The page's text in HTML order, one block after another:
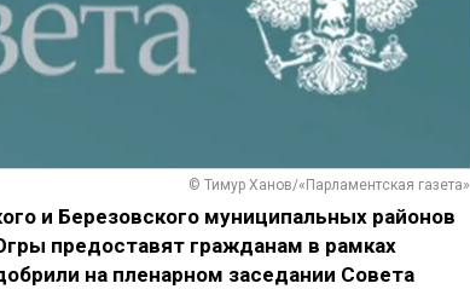
© Тимур Ханов/«Парламентская газета»
и Березовского муниципальных районов
предоставят гражданам в рамках
на пленарном заседании Совета